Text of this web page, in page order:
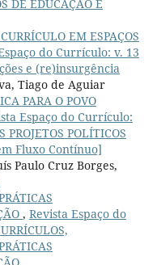
DE EDUCAÇÃO E
EM ESPAÇOS
do Currículo: v. 13
e (re)insurgência
Tiago de Aguiar
PARA O POVO
Espaço do Currículo:
POLÍTICOS
Fluxo Contínuo]
Paulo Cruz Borges,
, Revista Espaço do